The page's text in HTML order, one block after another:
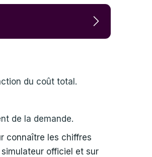
du coût total.
de la demande.
connaître les chiffres
officiel et sur